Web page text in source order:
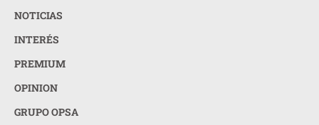
NOTICIAS
INTERÉS
PREMIUM
OPINION
GRUPO OPSA